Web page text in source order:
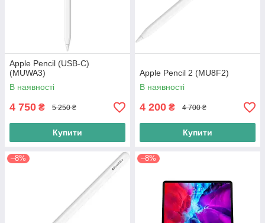
Apple Pencil (USB-C)
(MUWA3)
В наявності
4 750 ₴ 5 250 ₴
Купити
Apple Pencil 2 (MU8F2)
В наявності
4 200 ₴ 4 700 ₴
Купити
–8% –8%